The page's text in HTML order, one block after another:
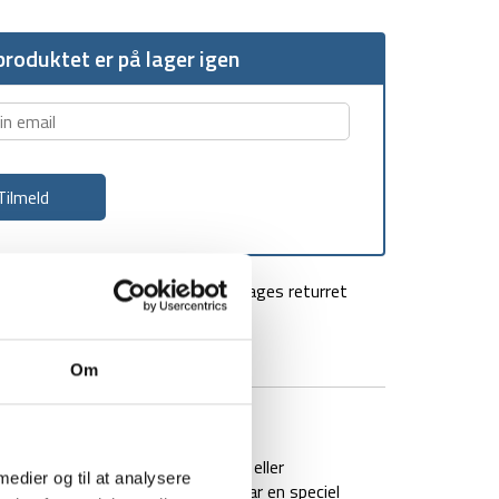
Om
og til at analysere
er på lager igen
100 dages returret
toldere ikke ødelægger din lås eller
på den måde, at toldere har en speciel